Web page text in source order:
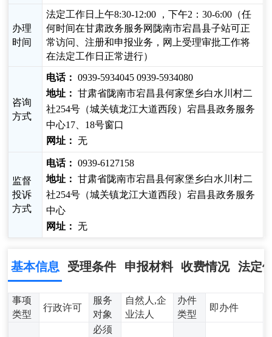
办理
时间
法定工作日上午8:30-12:00 ，下午2：30-6:00（任
何时间在甘肃政务服务网陇南市宕昌县子站可正
常访问、注册和申报业务，网上受理审批工作将
在法定工作日正常进行）
咨询
方式
电话： 0939-5934045 0939-5934080
地址： 甘肃省陇南市宕昌县何家堡乡白水川村二
社254号（城关镇龙江大道西段）宕昌县政务服务
中心17、18号窗口
网址： 无
监督
投诉
方式
电话： 0939-6127158
地址： 甘肃省陇南市宕昌县何家堡乡白水川村二
社254号（城关镇龙江大道西段）宕昌县政务服务
中心
网址： 无
基本信息 受理条件 申报材料 收费情况 法定
事项
类型
行政许可
服务
对象
自然人,企
业法人
办件
类型
即办件
必须